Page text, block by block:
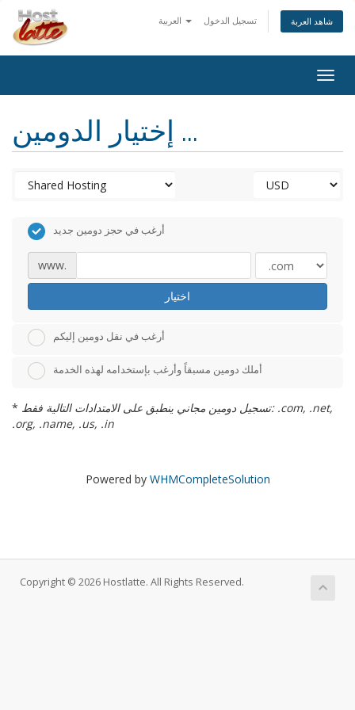
تسجيل الدخول شاهد العربة
إختيار الدومين ...
أرغب في حجز دومين جديد
www.
اختيار
أرغب في نقل دومين إليكم
أملك دومين مسبقاً وأرغب بإستخدامه لهذه الخدمة
* تسجيل دومين مجاني ينطبق على الامتدادات التالية فقط: .com, .net,
.org, .name, .us, .in
Powered by WHMCompleteSolution
Copyright © 2026 Hostlatte. All Rights Reserved.